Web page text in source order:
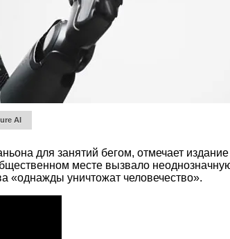
AI
для занятий бегом, отмечает издание
месте вызвало
«однажды уничтожат человечество».